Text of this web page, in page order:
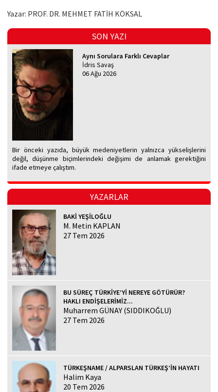
Yazar: PROF. DR. MEHMET FATİH KÖKSAL
SON YAZI
Aynı Sorulara Farklı Cevaplar
İdris Savaş
06 Ağu 2026
Bir önceki yazıda, büyük medeniyetlerin yalnızca yükselişlerini
değil, düşünme biçimlerindeki değişimi de anlamak gerektiğini
ifade etmeye çalıştım.
YAZARLAR
BAKİ YEŞİLOĞLU
M. Metin KAPLAN
27 Tem 2026
BU SÜREÇ TÜRKİYE’Yİ NEREYE GÖTÜRÜR?
HAKLI ENDİŞELERİMİZ...
Muharrem GÜNAY (SIDDIKOĞLU)
27 Tem 2026
TÜRKEŞNAME / ALPARSLAN TÜRKEŞ’İN HAYATI
Halim Kaya
20 Tem 2026